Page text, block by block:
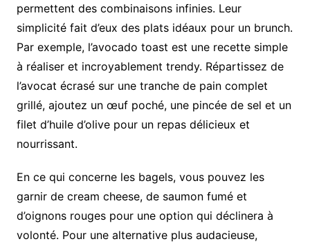
permettent des combinaisons infinies. Leur
simplicité fait d’eux des plats idéaux pour un brunch.
Par exemple, l’avocado toast est une recette simple
à réaliser et incroyablement trendy. Répartissez de
l’avocat écrasé sur une tranche de pain complet
grillé, ajoutez un œuf poché, une pincée de sel et un
filet d’huile d’olive pour un repas délicieux et
nourrissant.
En ce qui concerne les bagels, vous pouvez les
garnir de cream cheese, de saumon fumé et
d’oignons rouges pour une option qui déclinera à
volonté. Pour une alternative plus audacieuse,